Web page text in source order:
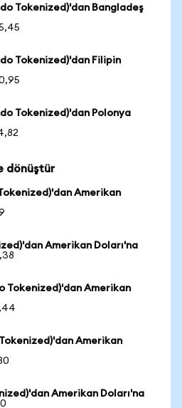
Tokenized)'dan Bangladeş
Tokenized)'dan Filipin
Tokenized)'dan Polonya
dönüştür
Amerikan
Amerikan Doları'na
Tokenized)'dan Amerikan
Amerikan
Amerikan Doları'na